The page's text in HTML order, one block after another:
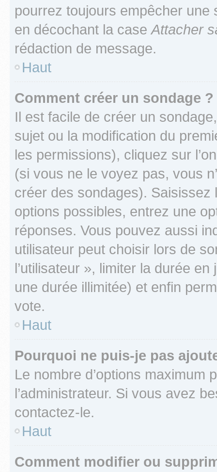
pourrez toujours empêcher une
en décochant la caseAttacher
rédaction de message.
Haut
Comment créer un sondage ?
Il est facile de créer un
sujet ou la modification du
les permissions), cliquez sur
(si vous ne le voyez pas, vous
créer des sondages).
options possibles, entrez une
réponses. Vous pouvez aussi
utilisateur peut choisir lors de
l’utilisateur », limiter la durée
une durée illimitée) et enfin
vote.
Haut
Pourquoi ne puis-je pas
Le nombre d’options maximum
l’administrateur. Si vous avez
contactez-le.
Haut
Comment modifier ou